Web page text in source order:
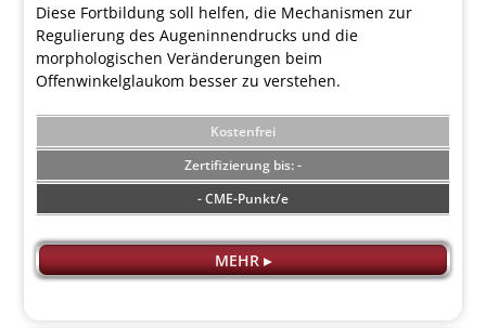
Diese Fortbildung soll helfen, die Mechanismen zur
Regulierung des Augeninnendrucks und die
morphologischen Veränderungen beim
Offenwinkelglaukom besser zu verstehen.
Kostenfrei
-
- CME-Punkt/e
MEHR ▸